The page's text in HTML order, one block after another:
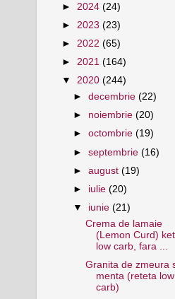
► 2024 (24)
► 2023 (23)
► 2022 (65)
► 2021 (164)
▼ 2020 (244)
►decembrie(22)
► noiembrie(20)
►octombrie(19)
►septembrie(16)
►august(19)
► iulie(20)
▼ iunie(21)
Crema de lamaie
(Lemon Curd)
low carb, fara ...
Granita de zmeura
menta (reteta low
carb)